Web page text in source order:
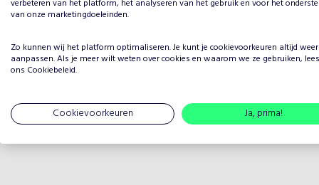
verbeteren van het platform, het analyseren van het gebruik en voor het
van onze marketingdoeleinden.
Zo kunnen wij het platform optimaliseren. Je kunt je cookievoorkeuren altijd weer
aanpassen. Als je meer wilt weten over cookies en waarom we ze gebruiken,
ons Cookiebeleid.
Cookievoorkeuren Ja, prima!